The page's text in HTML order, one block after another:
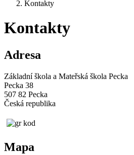
Kontakty
Kontakty
Adresa
Základní škola a Mateřská škola Pecka
Pecka 38
507 82 Pecka
Česká republika
Mapa